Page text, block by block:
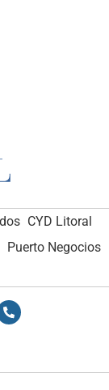
CYD Litoral
Puerto Negocios